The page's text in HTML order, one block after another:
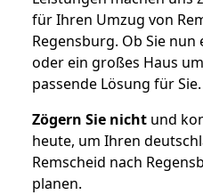
für Ihren Umzug von
Regensburg. Ob Sie
oder ein großes Haus
passende Lösung für Sie.
Zögern Sie nicht und
heute, um Ihren
Remscheid nach
planen.